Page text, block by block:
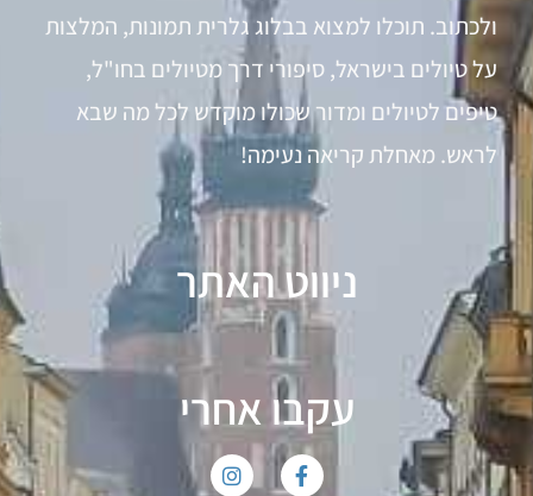
ולכתוב. תוכלו למצוא בבלוג גלרית תמונות, המלצות
על טיולים בישראל, סיפורי דרך מטיולים בחו"ל,
טיפים לטיולים ומדור שכולו מוקדש לכל מה שבא
לראש. מאחלת קריאה נעימה!
ניווט האתר
עקבו אחרי